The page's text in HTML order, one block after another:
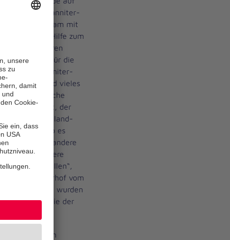
Der Johanniter-
hatte gemeinsam mit
Unfall-Hilfe zum
Gäste waren
Menge. Für die
große Johanniter-
Spiele und vieles
ehrenamtliche
50 aufgebaut, der
im rheinland-
Zudem gab es
Popcorn und andere
um unsere
vorzustellen“,
Westerhof vom
gesammelt wurden
zusammen, die der
um sein